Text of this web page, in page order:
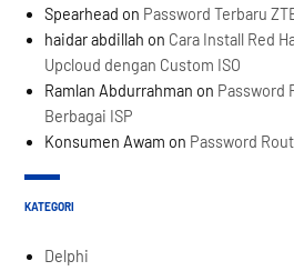
Spearhead on Password Terbaru
haidar abdillah on Cara Install Red
Upcloud dengan Custom ISO
Ramlan Abdurrahman on Password
Berbagai ISP
Konsumen Awam on Password
KATEGORI
Delphi